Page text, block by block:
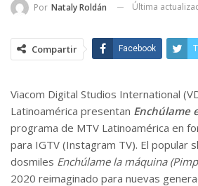
Por Nataly Roldán Última
Compartir Facebook
Viacom Digital Studios International
Latinoamérica presentan Enchúlame
programa de MTV Latinoamérica en
para IGTV (Instagram TV). El popular
dosmiles Enchúlame la máquina
2020 reimaginado para nuevas